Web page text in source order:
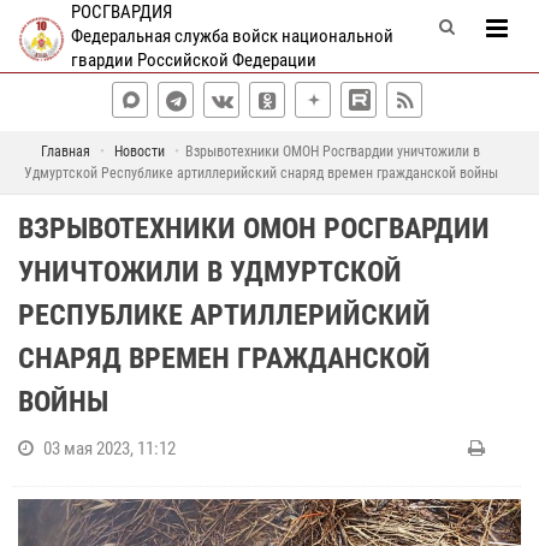
РОСГВАРДИЯ
Федеральная служба войск национальной
гвардии Российской Федерации
Главная Новости
Взрывотехники ОМОН Росгвардии уничтожили в
Удмуртской Республике артиллерийский снаряд времен гражданской войны
ВЗРЫВОТЕХНИКИ ОМОН РОСГВАРДИИ
УНИЧТОЖИЛИ В УДМУРТСКОЙ
РЕСПУБЛИКЕ АРТИЛЛЕРИЙСКИЙ
СНАРЯД ВРЕМЕН ГРАЖДАНСКОЙ
ВОЙНЫ
03 мая 2023, 11:12